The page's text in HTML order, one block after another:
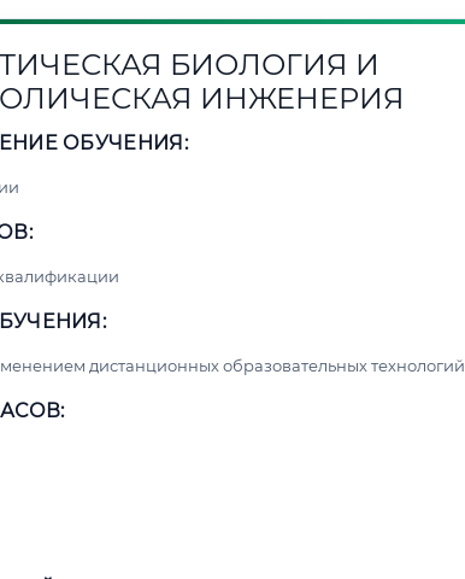
БИОЛОГИЯ И
ИНЖЕНЕРИЯ
ОБУЧЕНИЯ:
дистанционных образовательных технологий